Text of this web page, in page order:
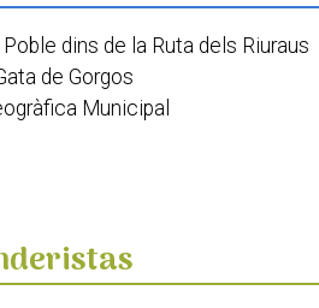
dins de la Ruta dels Riuraus
de Gorgos
Municipal